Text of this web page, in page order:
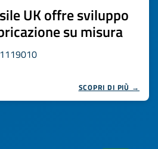
UK offre sviluppo
su misura
SCOPRI DI PIÙ →